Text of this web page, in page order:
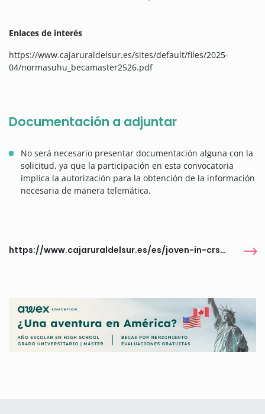
Enlaces de interés
https://www.cajaruraldelsur.es/sites/default/files/2025-
04/normasuhu_becamaster2526.pdf
Documentación a adjuntar
No será necesario presentar documentación alguna con la
solicitud, ya que la participación en esta convocatoria
implica la autorización para la obtención de la información
necesaria de manera telemática.
https://www.cajaruraldelsur.es/es/joven-in-crsur/becas-universidad-huelva-25-26